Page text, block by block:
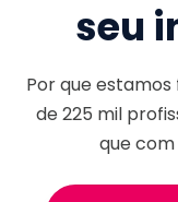
seu
Por que estamos
de225 mil
que